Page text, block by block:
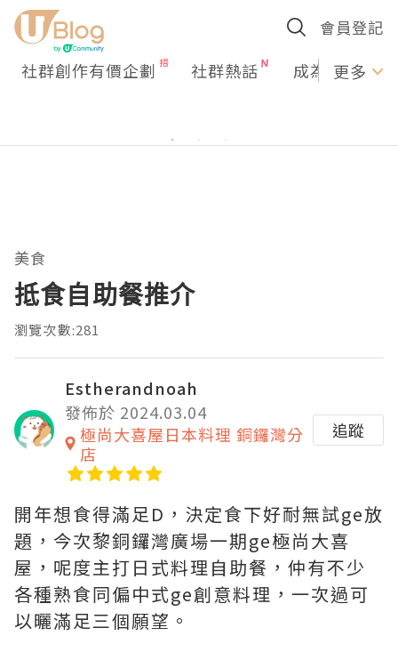
會員登記
社群創作有價企劃 社群熱話 成為U更多
美食
抵食自助餐推介
瀏覽次數:281
Estherandnoah
發佈於 2024.03.04
極尚大喜屋日本料理 銅鑼灣分
店
追蹤
開年想食得滿足D，決定食下好耐無試ge放
題，今次黎銅鑼灣廣場一期ge極尚大喜
屋，呢度主打日式料理自助餐，仲有不少
各種熟食同偏中式ge創意料理，一次過可
以曬滿足三個願望。